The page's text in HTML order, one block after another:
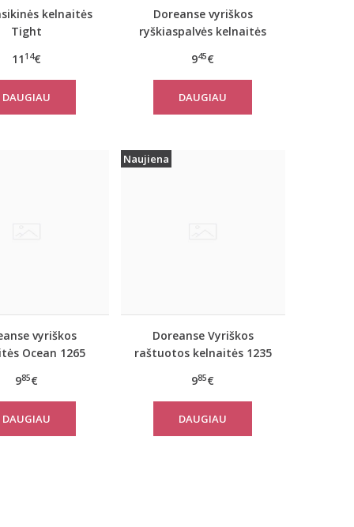
kelnaitės
Tight
11 14€
DAUGIAU
Doreanse vyriškos
ryškiaspalvės kelnaitės
945€
DAUGIAU
vyriškos
Ocean 1265
985€
DAUGIAU
Naujiena
Doreanse Vyriškos
raštuotos kelnaitės 1235
985€
DAUGIAU